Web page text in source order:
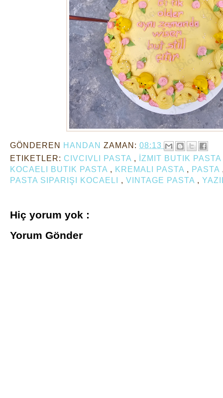
GÖNDEREN HANDAN ZAMAN: 08:13
ETIKETLER: CIVCIVLI PASTA ,
İZMIT BUTIK PASTA
KOCAELI BUTIK PASTA , KREMALI PASTA , PASTA
PASTA SIPARIŞI KOCAELI , VINTAGE PASTA ,
Hiç yorum yok :
Yorum Gönder